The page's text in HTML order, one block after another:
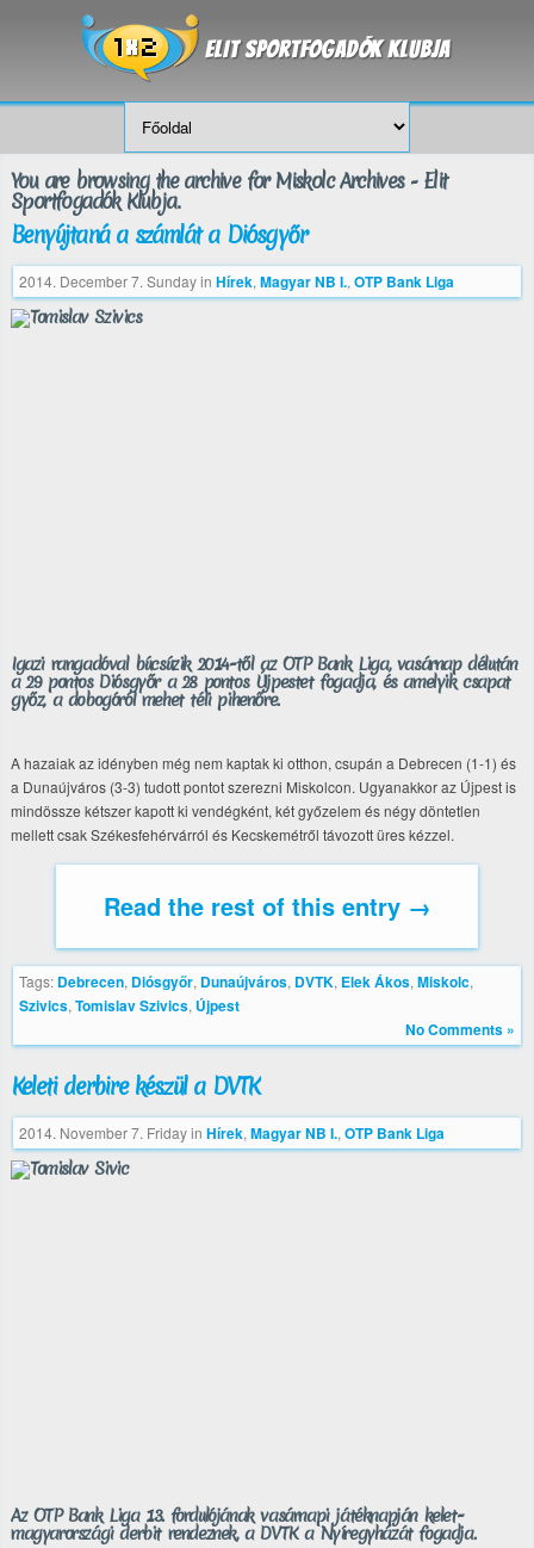
You are browsing the archive for Miskolc Archives - Elit
Sportfogadók Klubja.
Benyújtaná a számlát a Diósgyőr
2014. December 7. Sundayin Hírek, Magyar NB I., OTP Bank Liga
Igazi rangadóval búcsúzik 2014-től az OTP Bank Liga, vasárnap délután
a 29 pontos Diósgyőr a 28 pontos Újpestet fogadja, és amelyik csapat
győz, a dobogóról mehet téli pihenőre.
A hazaiak az idényben még nem kaptak ki otthon, csupán a Debrecen (1-1) és
a Dunaújváros (3-3) tudott pontot szerezni Miskolcon. Ugyanakkor az Újpest is
mindössze kétszer kapott ki vendégként, két győzelem és négy döntetlen
mellett csak Székesfehérvárról és Kecskemétről távozott üres kézzel.
Read the rest of this entry →
Tags: Debrecen, Diósgyőr, Dunaújváros, DVTK, Elek Ákos, Miskolc,
Szivics, Tomislav Szivics, Újpest
No Comments »
Keleti derbire készül a DVTK
2014. November 7. Fridayin Hírek, Magyar NB I., OTP Bank Liga
Az OTP Bank Liga 13. fordulójának vasárnapi játéknapján kelet-
magyarországi derbit rendeznek, a DVTK a Nyíregyházát fogadja.